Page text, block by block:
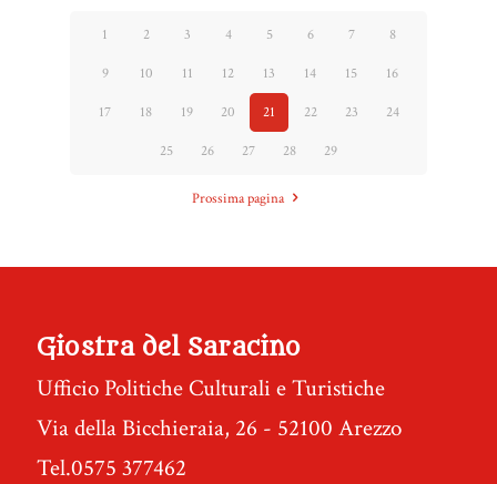
1 2 3 4 5 6 7 8
9 10 11 12 13 14 15 16
17 18 19 20 21 22 23 24
25 26 27 28 29
Prossima pagina
Giostra del Saracino
Ufficio Politiche Culturali e Turistiche
Via della Bicchieraia, 26 - 52100 Arezzo
Tel.0575 377462